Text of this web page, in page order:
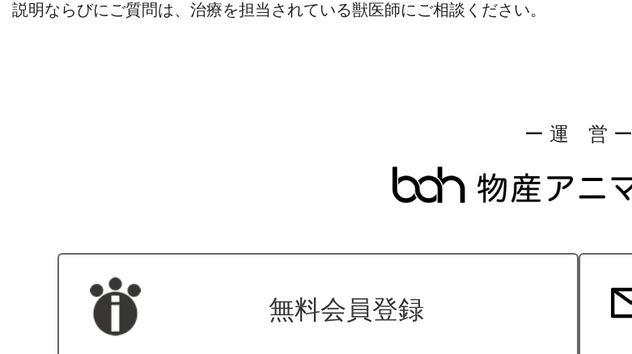
説明ならびにご質問は、治療を担当されている獣医師にご相談ください。
ー 運 営 ー
無料会員登録